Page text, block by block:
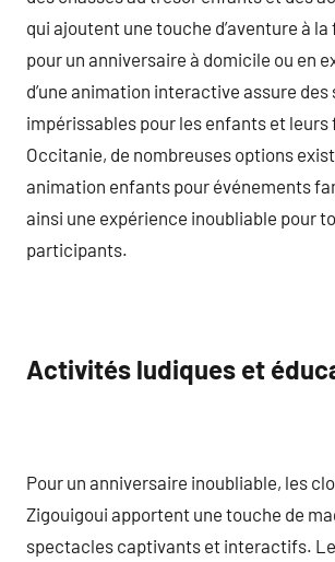
qui ajoutent une touche d’aventure à
pour un anniversaire à domicile ou en
d’une animation interactive assure des
impérissables pour les enfants et leurs
Occitanie, de nombreuses options
animation enfants pour événements
ainsi une expérience inoubliable pour
participants.
Activités ludiques et
Pour un anniversaire inoubliable, les
Zigouigoui apportent une touche de
spectacles captivants et interactifs.